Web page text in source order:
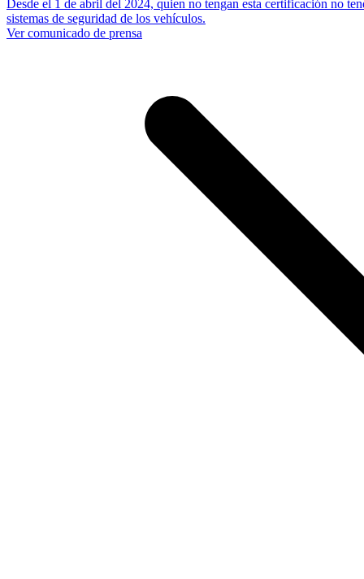
Desde el 1 de abril del 2024, quien no tengan esta certificación no
sistemas de seguridad de los vehículos.
Ver comunicado de prensa